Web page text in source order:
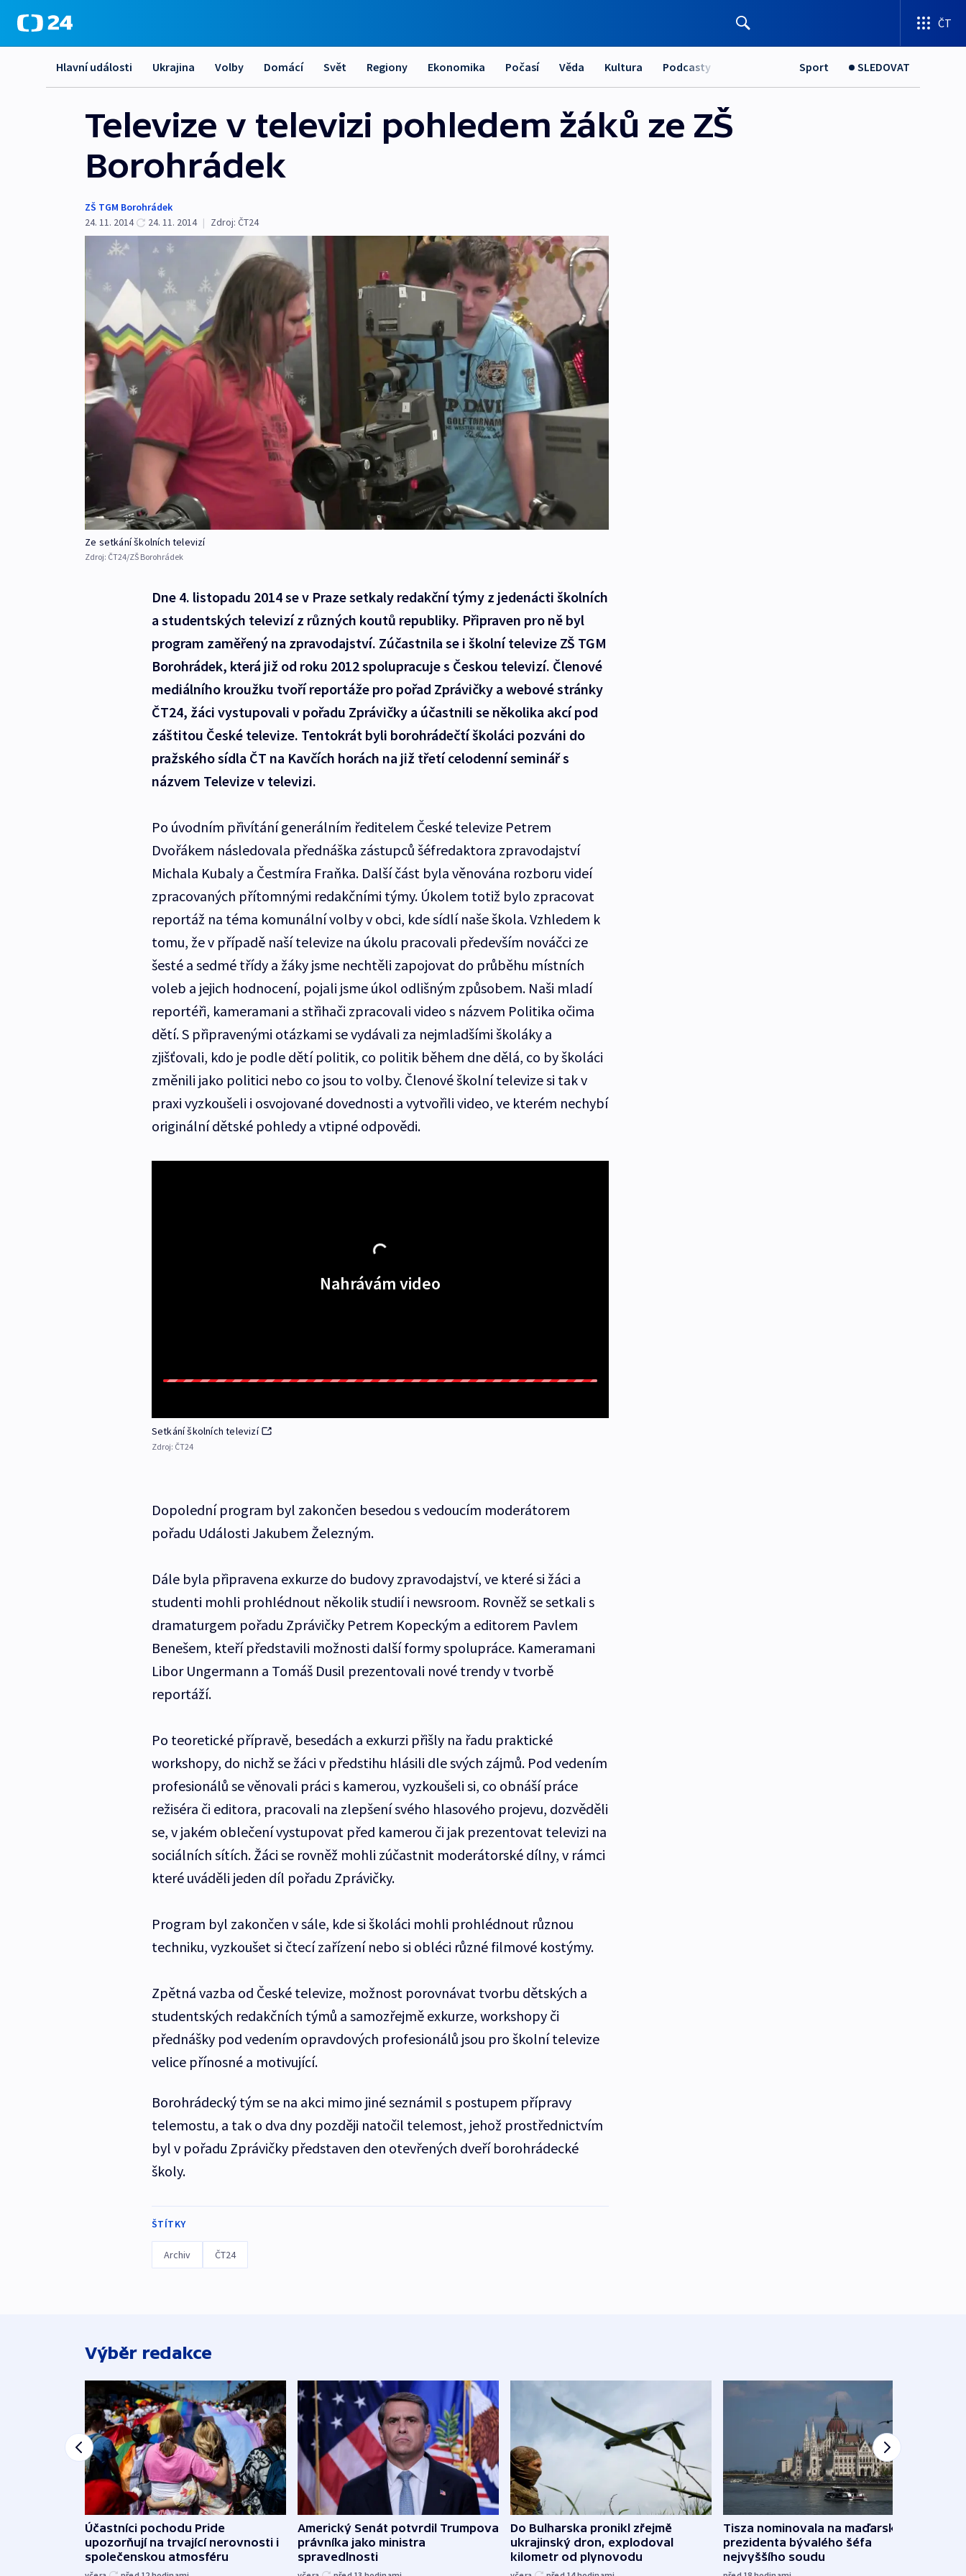
ČT
Hlavní události Ukrajina Volby Domácí Svět Regiony Ekonomika Počasí Věda Kultura Podcasty Sport SLEDOVAT
Televize v televizi pohledem žáků ze ZŠ
Borohrádek
ZŠ TGM Borohrádek
24. 11. 2014
24. 11. 2014 | Zdroj: ČT24
Ze setkání školních televizí
Zdroj: ČT24/ZŠ Borohrádek
Dne 4. listopadu 2014 se v Praze setkaly redakční týmy z jedenácti školních
a studentských televizí z různých koutů republiky. Připraven pro ně byl
program zaměřený na zpravodajství. Zúčastnila se i školní televize ZŠ TGM
Borohrádek, která již od roku 2012 spolupracuje s Českou televizí. Členové
mediálního kroužku tvoří reportáže pro pořad Zprávičky a webové stránky
ČT24, žáci vystupovali v pořadu Zprávičky a účastnili se několika akcí pod
záštitou České televize. Tentokrát byli borohrádečtí školáci pozváni do
pražského sídla ČT na Kavčích horách na již třetí celodenní seminář s
názvem Televize v televizi.
Po úvodním přivítání generálním ředitelem České televize Petrem
Dvořákem následovala přednáška zástupců šéfredaktora zpravodajství
Michala Kubaly a Čestmíra Fraňka. Další část byla věnována rozboru videí
zpracovaných přítomnými redakčními týmy. Úkolem totiž bylo zpracovat
reportáž na téma komunální volby v obci, kde sídlí naše škola. Vzhledem k
tomu, že v případě naší televize na úkolu pracovali především nováčci ze
šesté a sedmé třídy a žáky jsme nechtěli zapojovat do průběhu místních
voleb a jejich hodnocení, pojali jsme úkol odlišným způsobem. Naši mladí
reportéři, kameramani a střihači zpracovali video s názvem Politika očima
dětí. S připravenými otázkami se vydávali za nejmladšími školáky a
zjišťovali, kdo je podle dětí politik, co politik během dne dělá, co by školáci
změnili jako politici nebo co jsou to volby. Členové školní televize si tak v
praxi vyzkoušeli i osvojované dovednosti a vytvořili video, ve kterém nechybí
originální dětské pohledy a vtipné odpovědi.
Nahrávám video
Setkání školních televizí
Zdroj: ČT24
Dopolední program byl zakončen besedou s vedoucím moderátorem
pořadu Události Jakubem Železným.
Dále byla připravena exkurze do budovy zpravodajství, ve které si žáci a
studenti mohli prohlédnout několik studií i newsroom. Rovněž se setkali s
dramaturgem pořadu Zprávičky Petrem Kopeckým a editorem Pavlem
Benešem, kteří představili možnosti další formy spolupráce. Kameramani
Libor Ungermann a Tomáš Dusil prezentovali nové trendy v tvorbě
reportáží.
Po teoretické přípravě, besedách a exkurzi přišly na řadu praktické
workshopy, do nichž se žáci v předstihu hlásili dle svých zájmů. Pod vedením
profesionálů se věnovali práci s kamerou, vyzkoušeli si, co obnáší práce
režiséra či editora, pracovali na zlepšení svého hlasového projevu, dozvěděli
se, v jakém oblečení vystupovat před kamerou či jak prezentovat televizi na
sociálních sítích. Žáci se rovněž mohli zúčastnit moderátorské dílny, v rámci
které uváděli jeden díl pořadu Zprávičky.
Program byl zakončen v sále, kde si školáci mohli prohlédnout různou
techniku, vyzkoušet si čtecí zařízení nebo si obléci různé filmové kostýmy.
Zpětná vazba od České televize, možnost porovnávat tvorbu dětských a
studentských redakčních týmů a samozřejmě exkurze, workshopy či
přednášky pod vedením opravdových profesionálů jsou pro školní televize
velice přínosné a motivující.
Borohrádecký tým se na akci mimo jiné seznámil s postupem přípravy
telemostu, a tak o dva dny později natočil telemost, jehož prostřednictvím
byl v pořadu Zprávičky představen den otevřených dveří borohrádecké
školy.
ŠTÍTKY
Archiv ČT24
Výběr redakce
Účastníci pochodu Pride
upozorňují na trvající nerovnosti i
společenskou atmosféru
Americký Senát potvrdil Trumpova
právníka jako ministra
spravedlnosti
Do Bulharska pronikl zřejmě
ukrajinský dron, explodoval
kilometr od plynovodu
Tisza nominovala na maďarského
prezidenta bývalého šéfa
nejvyššího soudu